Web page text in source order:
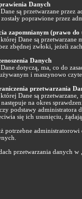
Danych
są przetwarzane przez
poprawione przez
zapomnianym (prawo do
Dane są
zbędnej zwłoki, jeżeli
Danych
dotyczą, ma, co do
i maszynowo
przetwarzania
Dane są
na okres
podstawy administratora
się ich usunięciu,
potrzebne
przetwarzania danych
PORTAL
Bursztynu
udostępnieniu
Jubilerska
Gdańska za
za rozwój
Gdańskich SA
db
tylko dla